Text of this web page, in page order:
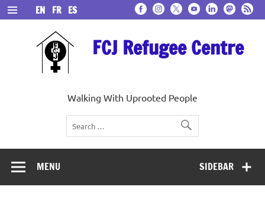
Skip
to
content
FCJ Refugee Centre
Walking With Uprooted People
EN FR ES
SIDEBAR
MENU